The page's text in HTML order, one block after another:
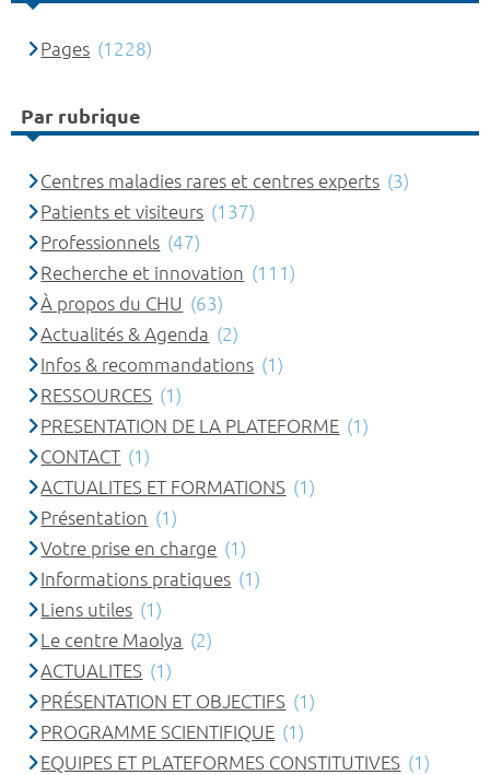
Pages (1228)
Par rubrique
Centres maladies rares et centres experts (3)
Patients et visiteurs (137)
Professionnels (47)
Recherche et innovation (111)
À propos du CHU (63)
Actualités & Agenda (2)
Infos & recommandations (1)
RESSOURCES (1)
PRESENTATION DE LA PLATEFORME (1)
CONTACT (1)
ACTUALITES ET FORMATIONS (1)
Présentation (1)
Votre prise en charge (1)
Informations pratiques (1)
Liens utiles (1)
Le centre Maolya (2)
ACTUALITES (1)
PRÉSENTATION ET OBJECTIFS (1)
PROGRAMME SCIENTIFIQUE (1)
EQUIPES ET PLATEFORMES CONSTITUTIVES (1)